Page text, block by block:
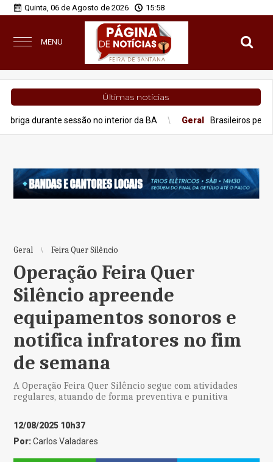
Quinta, 06 de Agosto de 2026 15:58
MENU
Últimas notícias
sessão no interior da BA Geral Brasileiros perderam R$
Geral Feira Quer Silêncio
Operação Feira Quer
Silêncio apreende
equipamentos sonoros e
notifica infratores no fim
de semana
A Operação Feira Quer Silêncio segue com atividades
regulares, atuando de forma preventiva e punitiva
12/08/2025 10h37
Por:Carlos Valadares